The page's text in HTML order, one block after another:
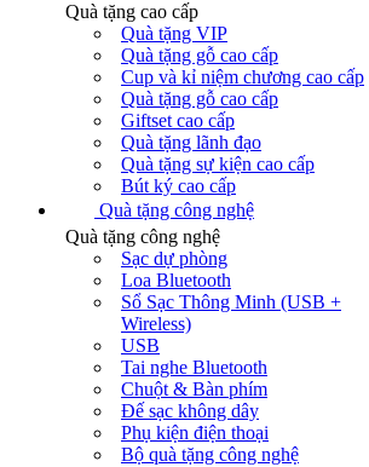
Quà tặng cao cấp
Quà tặng VIP
Quà tặng gỗ cao cấp
Cup và kỉ niệm chương cao cấp
Quà tặng gỗ cao cấp
Giftset cao cấp
Quà tặng lãnh đạo
Quà tặng sự kiện cao cấp
Bút ký cao cấp
Quà tặng công nghệ
Quà tặng công nghệ
Sạc dự phòng
Loa Bluetooth
Sổ Sạc Thông Minh (USB +
Wireless)
USB
Tai nghe Bluetooth
Chuột & Bàn phím
Đế sạc không dây
Phụ kiện điện thoại
Bộ quà tặng công nghệ